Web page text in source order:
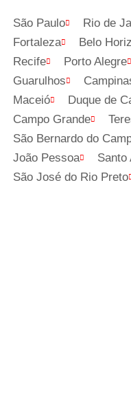
São Paulo Rio de
Fortaleza
Belo
Recife
Porto Alegre
Guarulhos
Maceió
Duque de
Campo Grande
São Bernardo do
João Pessoa
Santo
São José do Rio Preto